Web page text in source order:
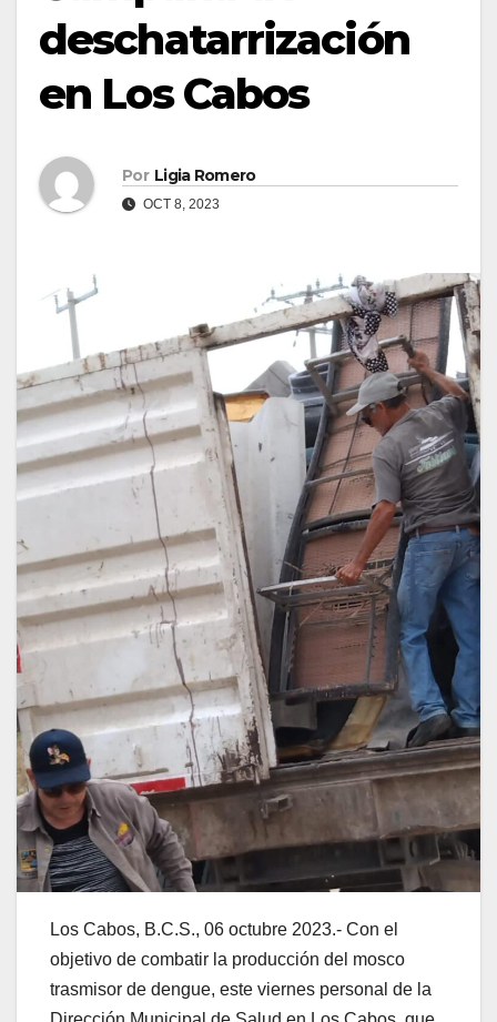
deschatarrización
en Los Cabos
Por Ligia Romero
OCT 8, 2023
Los Cabos, B.C.S., 06 octubre 2023.- Con el
objetivo de combatir la producción del mosco
trasmisor de dengue, este viernes personal de la